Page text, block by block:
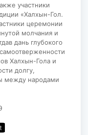
участники
«Халхын-Гол.
церемонии
молчания и
дань глубокого
Халхын-Гола и
долгу,
между народами